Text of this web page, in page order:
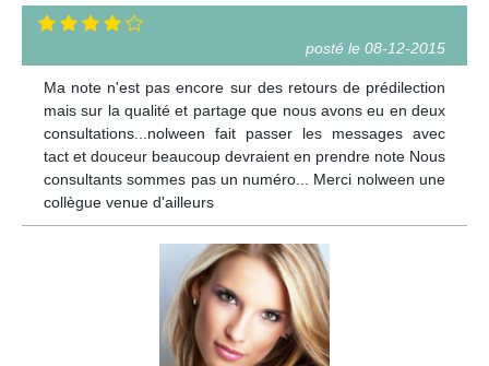
posté le 08-12-2015
Ma note n'est pas encore sur des retours de prédilection
mais sur la qualité et partage que nous avons eu en deux
consultations...nolween fait passer les messages avec
tact et douceur beaucoup devraient en prendre note Nous
consultants sommes pas un numéro... Merci nolween une
collègue venue d'ailleurs